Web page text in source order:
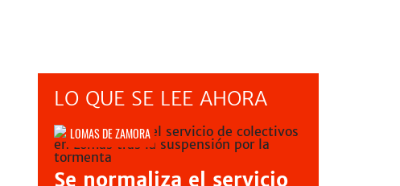
LO QUE SE LEE AHORA
LOMAS DE ZAMORA
Se normaliza el servicio